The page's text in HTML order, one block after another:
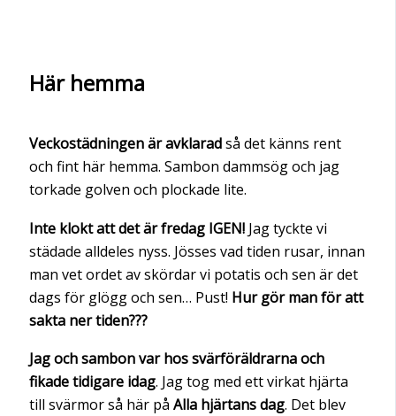
Här hemma
Veckostädningen är avklaradså det känns rent
och fint här hemma. Sambon dammsög och jag
torkade golven och plockade lite.
Inte klokt att det är fredag IGEN! Jag tyckte vi
städade alldeles nyss. Jösses vad tiden rusar, innan
man vet ordet av skördar vi potatis och sen är det
dags för glögg och sen… Pust! Hur gör man för att
sakta ner tiden???
Jag och sambon var hos svärföräldrarna och
fikade tidigare idag. Jag tog med ett virkat hjärta
till svärmor så här på Alla hjärtans dag. Det blev